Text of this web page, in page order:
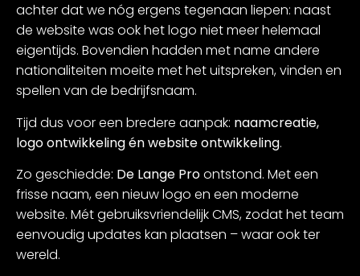
achter dat we nóg ergens tegenaan liepen: naast
de website was ook het logo niet meer helemaal
eigentijds. Bovendien hadden met name andere
nationaliteiten moeite met het uitspreken, vinden en
spellen van de bedrijfsnaam.
Tijd dus voor een bredere aanpak: naamcreatie,
logo ontwikkeling én website ontwikkeling.
Zo geschiedde: De Lange Proontstond. Met een
frisse naam, een nieuw logo en een moderne
website. Mét gebruiksvriendelijk CMS, zodat het team
eenvoudig updates kan plaatsen – waar ook ter
wereld.